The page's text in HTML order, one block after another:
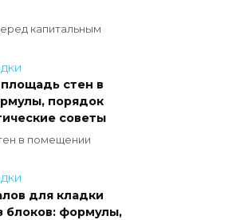
капитальным
площадь стен в
порядок
советы
в помещении
для кладки
блоков: формулы,